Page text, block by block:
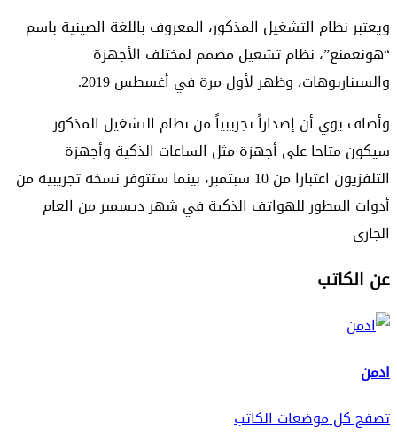
ويعتبر نظام التشغيل المذكور، المعروف باللغة الصينية باسم
“هونغمنغ”، نظام تشغيل مصمم لمختلف الأجهزة
والسيناريوهات، وظهر لأول مرة في أغسطس 2019.
وأضاف يوي أن إصداراً تجريبياً من نظام التشغيل المذكور
سيكون متاحا على أجهزة مثل الساعات الذكية وأجهزة
التلفزيون اعتبارا من 10 سبتمبر، بينما ستتوفر نسخة تجريبية من
أدوات المطور للهواتف الذكية في شهر ديسمبر من العام
الجاري
عن الكاتب
ادمن
تصفح كل موضعات الكاتب